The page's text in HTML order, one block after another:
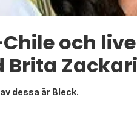
och
Brita Zackari
dessa är Bleck.